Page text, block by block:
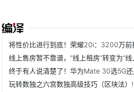
将性价比进行到底！荣耀20i：3200万前
线上售房暂不靠谱，“线上租房”转变为“
终于有人说清楚了！华为Mate 30选5G
玩转数独之六宫数独高级技巧（区块法）!